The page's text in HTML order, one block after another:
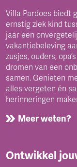
Villa Pardoes biedt
ernstig ziek kind
jaar een
vakantiebeleving
zusjes, ouders,
dromen van een
samen. Genieten
alles vergeten én
herinneringen
Meer weten?
Ontwikkel